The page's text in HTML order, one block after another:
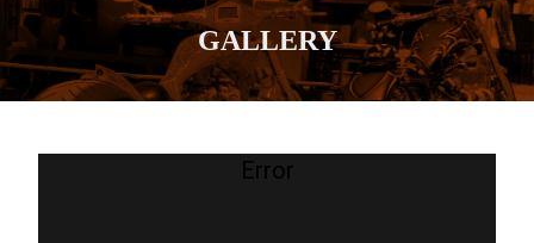
GALLERY
Error